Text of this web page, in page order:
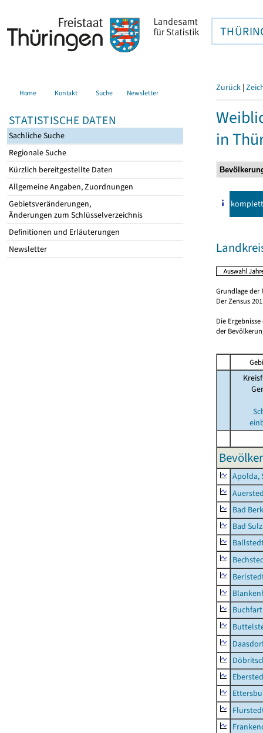
Home Kontakt Suche Newsletter
STATISTISCHE DATEN
Sachliche Suche
Regionale Suche
Kürzlich bereitgestellte Daten
Allgemeine Angaben, Zuordnungen
Gebietsveränderungen,
Änderungen zum Schlüsselverzeichnis
Definitionen und Erläuterungen
Newsletter
Zurück |
in
komplett
Grundlage der
Der Zensus
Die
der
Apolda,
Bad
Bad
Buchfart